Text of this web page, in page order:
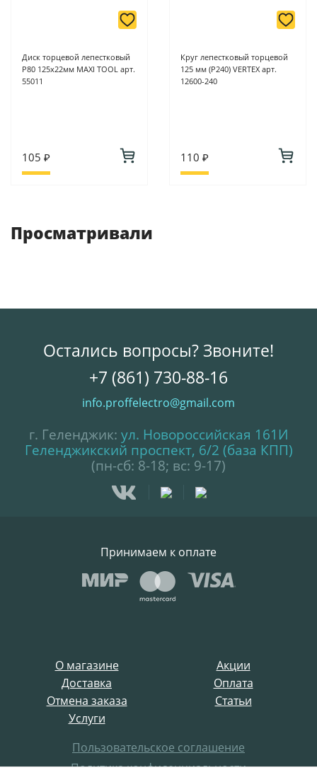
Диск торцевой лепестковый
P80 125х22мм MAXI TOOL арт.
55011
105 ₽
Круг лепестковый торцевой
125 мм (Р240) VERTEX арт.
12600-240
110 ₽
Просматривали
О магазине
Акции
Доставка
Оплата
Отмена заказа
Статьи
Услуги
Пользовательское соглашение
Остались вопросы? Звоните!
+7 (861) 730-88-16
info.proffelectro@gmail.com
г. Геленджик: ул. Новороссийская 161И
Геленджикский проспект, 6/2 (база КПП)
(пн-сб: 8-18; вс: 9-17)
Принимаем к оплате